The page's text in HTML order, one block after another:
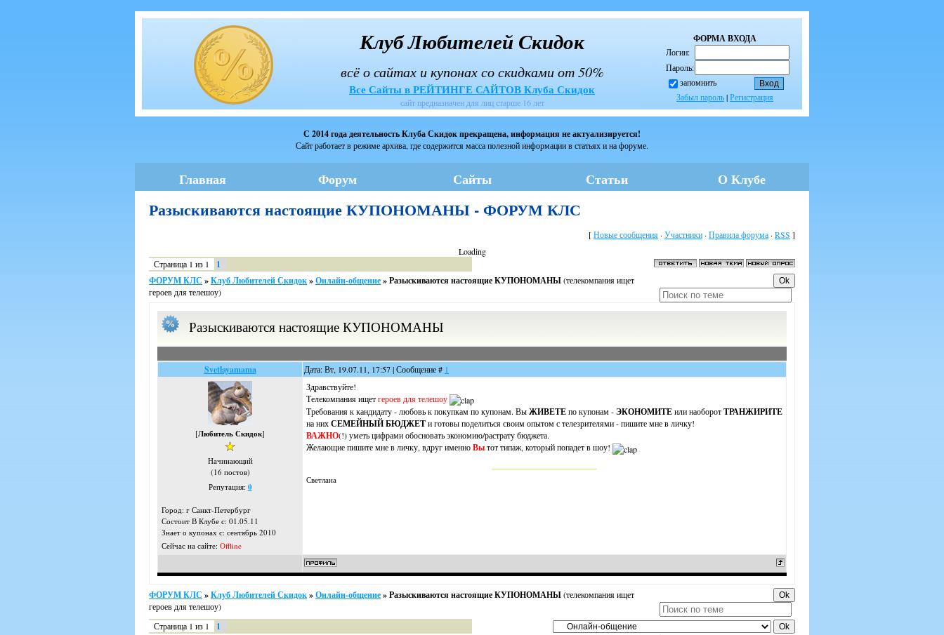
ФОРМА ВХОДА
Логин:
Пароль:
запомнить
Забыл пароль|Регистрация
Клуб Любителей Скидок
всё о сайтах и купонах со скидками от 50%
Все Сайты в РЕЙТИНГЕ САЙТОВ Клуба Скидок
сайт предназначен для лиц старше 16 лет
С 2014 года деятельность Клуба Скидок прекращена, информация не актуализируется!
Сайт работает в режиме архива, где содержится масса полезной информации в статьях и на форуме.
Главная Форум Сайты Статьи О Клубе
Разыскиваются настоящие КУПОНОМАНЫ - ФОРУМ КЛС
[Новые сообщения · Участники · Правила форума · RSS ]
Loading
Страница 1 из 1
1
ФОРУМ КЛС »Клуб Любителей Скидок»Онлайн-общение»Разыскиваются настоящие КУПОНОМАНЫ(телекомпания ищет
героев для телешоу)
Разыскиваются настоящие КУПОНОМАНЫ
Svetlayamama Дата: Вт, 19.07.11, 17:57 | Сообщение # 1
[Любитель Скидок]
Начинающий
(16 постов)
Репутация: 0
Город: г Санкт-Петербург
Состоит В Клубе с: 01.05.11
Знает о купонах с: сентябрь 2010
Сейчас на сайте: Offline
Здравствуйте!
Телекомпания ищетгероев для телешоу
Требования к кандидату - любовь к покупкам по купонам. ВыЖИВЕТЕпо купонам -ЭКОНОМИТЕили наоборотТРАНЖИРИТЕ
на нихСЕМЕЙНЫЙ БЮДЖЕТи готовы поделиться своим опытом с телезрителями - пишите мне в личку!
ВАЖНО(!) уметь цифрами обосновать экономию/растрату бюджета.
Желающие пишите мне в личку, вдруг именноВытот типаж, который попадет в шоу!
Светлана
ФОРУМ КЛС »Клуб Любителей Скидок»Онлайн-общение»Разыскиваются настоящие КУПОНОМАНЫ(телекомпания ищет
героев для телешоу)
Страница 1 из 1 1